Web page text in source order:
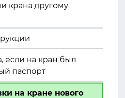
крана другому
если на кран был
паспорт
на кране нового